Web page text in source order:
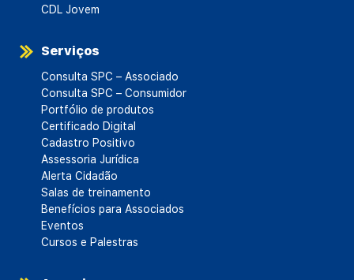
CDL Jovem
Serviços
Consulta SPC – Associado
Consulta SPC – Consumidor
Portfólio de produtos
Certificado Digital
Cadastro Positivo
Assessoria Jurídica
Alerta Cidadão
Salas de treinamento
Benefícios para Associados
Eventos
Cursos e Palestras